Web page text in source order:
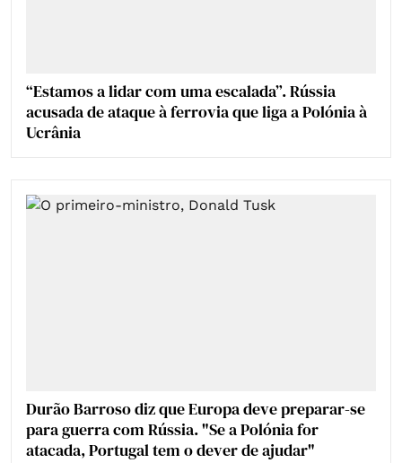
“Estamos a lidar com uma escalada”. Rússia
acusada de ataque à ferrovia que liga a Polónia à
Ucrânia
Durão Barroso diz que Europa deve preparar-se
para guerra com Rússia. "Se a Polónia for
atacada, Portugal tem o dever de ajudar"